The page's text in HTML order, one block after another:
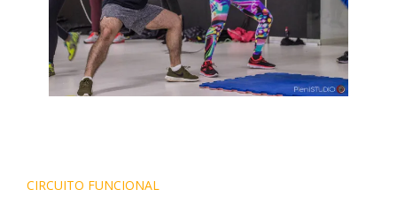
Navegação
CIRCUITO FUNCIONAL